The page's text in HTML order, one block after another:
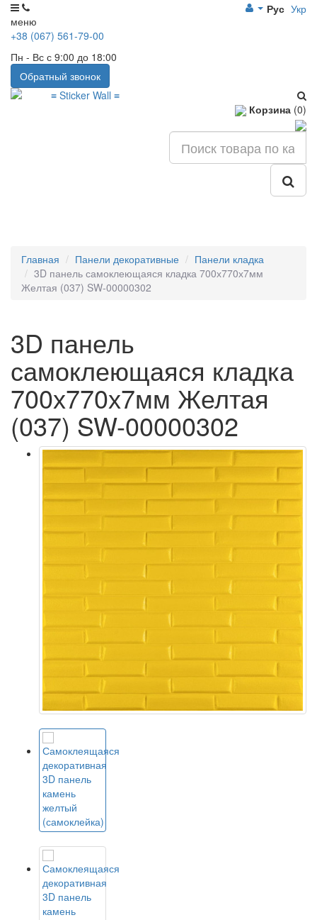
меню
Рус Укр
+38 (067) 561-79-00
Пн - Вс с 9:00 до 18:00
Обратный звонок
Корзина (0)
Главная Панели декоративные
Панели кладка
3D панель самоклеющаяся кладка 700х770х7мм
Желтая (037) SW-00000302
3D панель
самоклеющаяся кладка
700х770х7мм Желтая
(037) SW-00000302